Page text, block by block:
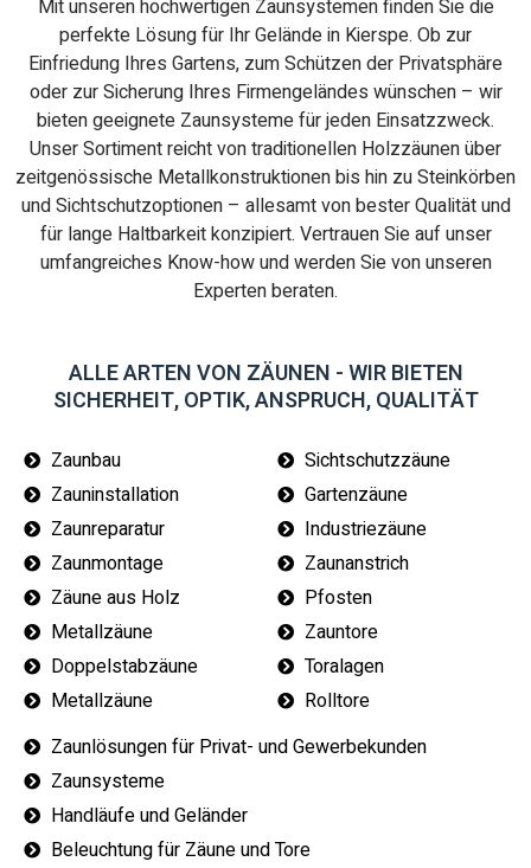
Mit unseren hochwertigen Zaunsystemen finden Sie die
perfekte Lösung für Ihr Gelände in Kierspe. Ob zur
Einfriedung Ihres Gartens, zum Schützen der Privatsphäre
oder zur Sicherung Ihres Firmengeländes wünschen – wir
bieten geeignete Zaunsysteme für jeden Einsatzzweck.
Unser Sortiment reicht von traditionellen Holzzäunen über
zeitgenössische Metallkonstruktionen bis hin zu Steinkörben
und Sichtschutzoptionen – allesamt von bester Qualität und
für lange Haltbarkeit konzipiert. Vertrauen Sie auf unser
umfangreiches Know-how und werden Sie von unseren
Experten beraten.
ALLE ARTEN VON ZÄUNEN - WIR BIETEN
SICHERHEIT, OPTIK, ANSPRUCH, QUALITÄT
Zaunbau
Zauninstallation
Zaunreparatur
Zaunmontage
Zäune aus Holz
Metallzäune
Doppelstabzäune
Metallzäune
Sichtschutzzäune
Gartenzäune
Industriezäune
Zaunanstrich
Pfosten
Zauntore
Toralagen
Rolltore
Zaunlösungen für Privat- und Gewerbekunden
Zaunsysteme
Handläufe und Geländer
Beleuchtung für Zäune und Tore